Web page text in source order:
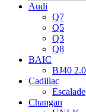
Audi
Q7
Q5
Q3
Q8
BAIC
BJ40
Cadillac
Escalade
Changan